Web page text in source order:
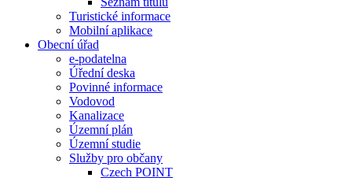
Turistické informace
Mobilní aplikace
Obecní úřad
e-podatelna
Úřední deska
Povinné informace
Vodovod
Kanalizace
Územní plán
Územní studie
Služby pro občany
Czech POINT